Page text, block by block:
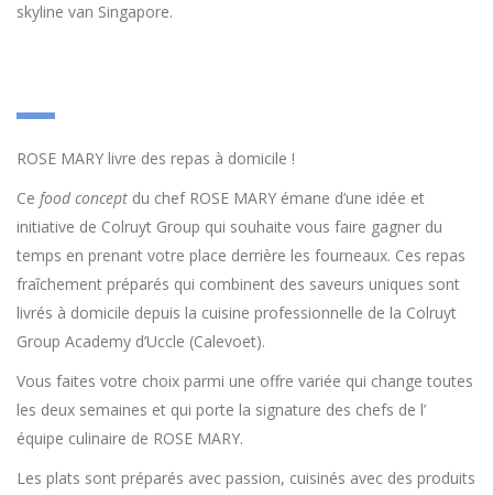
skyline van Singapore.
ROSE MARY livre des repas à domicile !
Ce food concept du chef ROSE MARY émane d’une idée et
initiative de Colruyt Group qui souhaite vous faire gagner du
temps en prenant votre place derrière les fourneaux. Ces repas
fraîchement préparés qui combinent des saveurs uniques sont
livrés à domicile depuis la cuisine professionnelle de la Colruyt
Group Academy d’Uccle (Calevoet).
Vous faites votre choix parmi une offre variée qui change toutes
les deux semaines et qui porte la signature des chefs de l’
équipe culinaire de ROSE MARY.
Les plats sont préparés avec passion, cuisinés avec des produits